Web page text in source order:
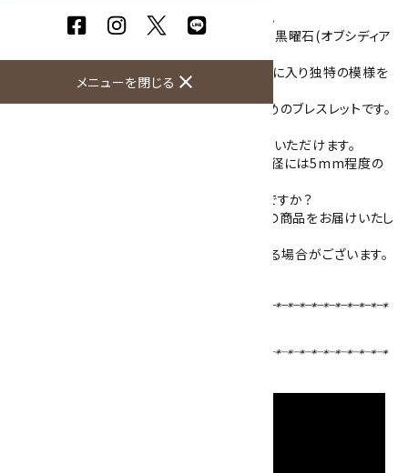
メニューを閉じる close
十勝石の8mm玉を使用したブレスレットです。
北海道十勝地方で産出した十勝石と呼ばれる黒曜石(オブシディア
こちらの十勝石は黒色の石に茶色の模様が斑に入り独特の模様を
しています。
石の大きさが小さめですので女性にもおすすめのブレスレットです。
こちらの商品は、ご希望の内径サイズをお選びいただけます。
天然石の個体差や使用する玉数の関係上、内径には5mm程度の
国産天然石を使用したブレスレットはいかがですか？
※天然石のため写真とは異なりますが、同等の商品をお届けいたし
また、ご使用のモニターによって色が濃く出る場合がございます。